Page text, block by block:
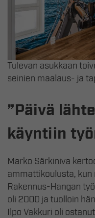
Tulevan asukkaan
seinien maalaus- ja
”Päivä
käyntiin
Marko Särkiniva
ammattikoulusta,
Rakennus-Hangan
oli 2000 ja tuolloin
Ilpo Vakkuri oli